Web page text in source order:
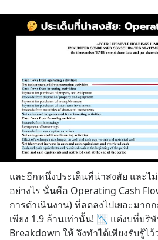
และอีกหนึ่งประเด็นที่น่าสงสัย และไ
อย่างไร นั่นคือ Operating Cash
การดำเนินงาน) ที่ลดลงไปเยอะมาก
เพียง 1.9 ล้านเท่านั้น! 📉 แต่งบที่บริ
Breakdown ให้ จึงทำได้เพียงรับรู้ไ